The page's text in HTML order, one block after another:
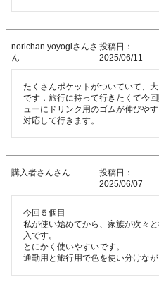
norichan yoyogiさん
投稿日
2025/06/11
たくさんポケットがついていて、
です．旅行に持って行きたくて今
ューにドリンク用のゴムが伸びや
購入者さん
投稿日
2025/06/07
今回５個目
私が使い始めてから、家族が次々
入です。
とにかく使いやすいです。
通勤用と旅行用で色を使い分けなが